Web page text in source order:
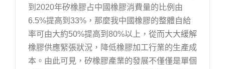
到2020年矽橡膠占中國橡膠消費量的比例由
6.5%提高到33%，那麼我中國橡膠的整體自給
率可由大約50%提高到80%以上，從而大大緩解
橡膠供應緊張狀況，降低橡膠加工行業的生產成
本。由此可見，矽橡膠產業的發展不僅僅是單個